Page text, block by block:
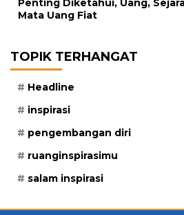
Penting Diketahui, Uang,
Mata Uang Fiat
TOPIK TERHANGAT
Headline
inspirasi
pengembangan diri
ruanginspirasimu
salam inspirasi